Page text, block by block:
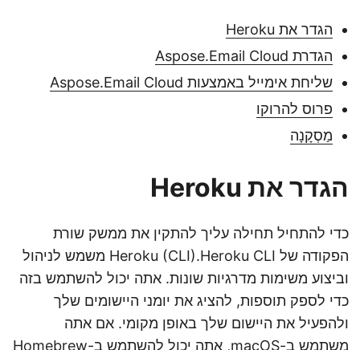
הגדר את Heroku
הגדרת Aspose.Email Cloud
שליחת אימייל באמצעות Aspose.Email Cloud
פרוס להרוקו
מַסְקָנָה
הגדר את Heroku
כדי להתחיל תחילה עליך להתקין את ממשק שורת
הפקודה של Heroku (CLI).Heroku CLI משמש לניהול
וביצוע משימות מדרגיות שונות. אתה יכול להשתמש בזה
כדי לספק תוספות, להציג את יומני היישומים שלך
ולהפעיל את היישום שלך באופן מקומי. אם אתה
משתמש ב-macOS, אתה יכול להשתמש ב-Homebrew